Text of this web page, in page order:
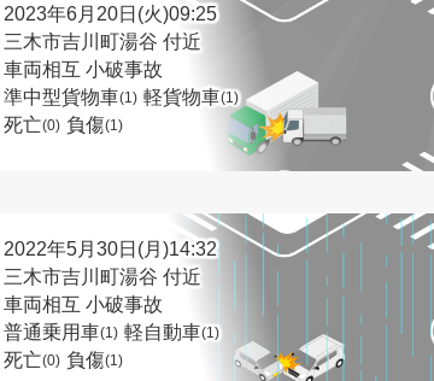
2023年6月20日(火)09:25
三木市吉川町湯谷 付近
車両相互 小破事故
準中型貨物車(1) 軽貨物車(1)
死亡(0) 負傷(1)
2022年5月30日(月)14:32
三木市吉川町湯谷 付近
車両相互 小破事故
普通乗用車(1) 軽自動車(1)
死亡(0) 負傷(1)